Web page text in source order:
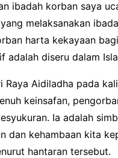
ibadah korban saya
melaksanakan
harta kekayaan bagi
adalah diseru dalam
Raya Aidiladha pada
keinsafan,
Ia adalah
dan kehambaan kita
hantaran tersebut.